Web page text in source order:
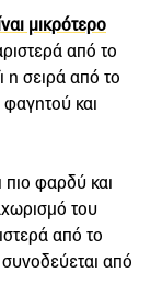
μικρότερο
από το
η σειρά από το
φαγητού και
πιο φαρδύ και
του
από το
συνοδεύεται από